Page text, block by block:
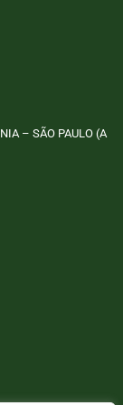
– SÃO PAULO (A